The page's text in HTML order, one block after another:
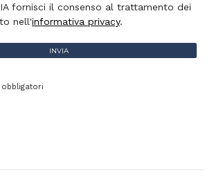
fornisci il consenso al trattamento dei
nell'informativa privacy.
INVIA